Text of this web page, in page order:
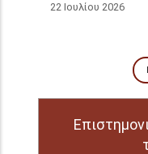
22 Ιουλίου 2026